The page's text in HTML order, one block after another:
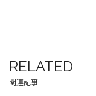
RELATED
関連記事